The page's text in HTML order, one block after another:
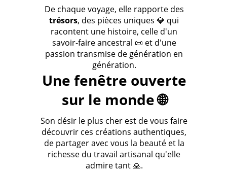
De chaque voyage, elle rapporte des
trésors, des pièces uniques 💎 qui
racontent une histoire, celle d'un
savoir-faire ancestral 📜 et d'une
passion transmise de génération en
génération.
Une fenêtre ouverte
sur le monde 🌐
Son désir le plus cher est de vous faire
découvrir ces créations authentiques,
de partager avec vous la beauté et la
richesse du travail artisanal qu'elle
admire tant 🙏.